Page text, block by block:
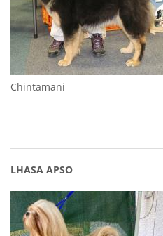
Chintamani
LHASA APSO